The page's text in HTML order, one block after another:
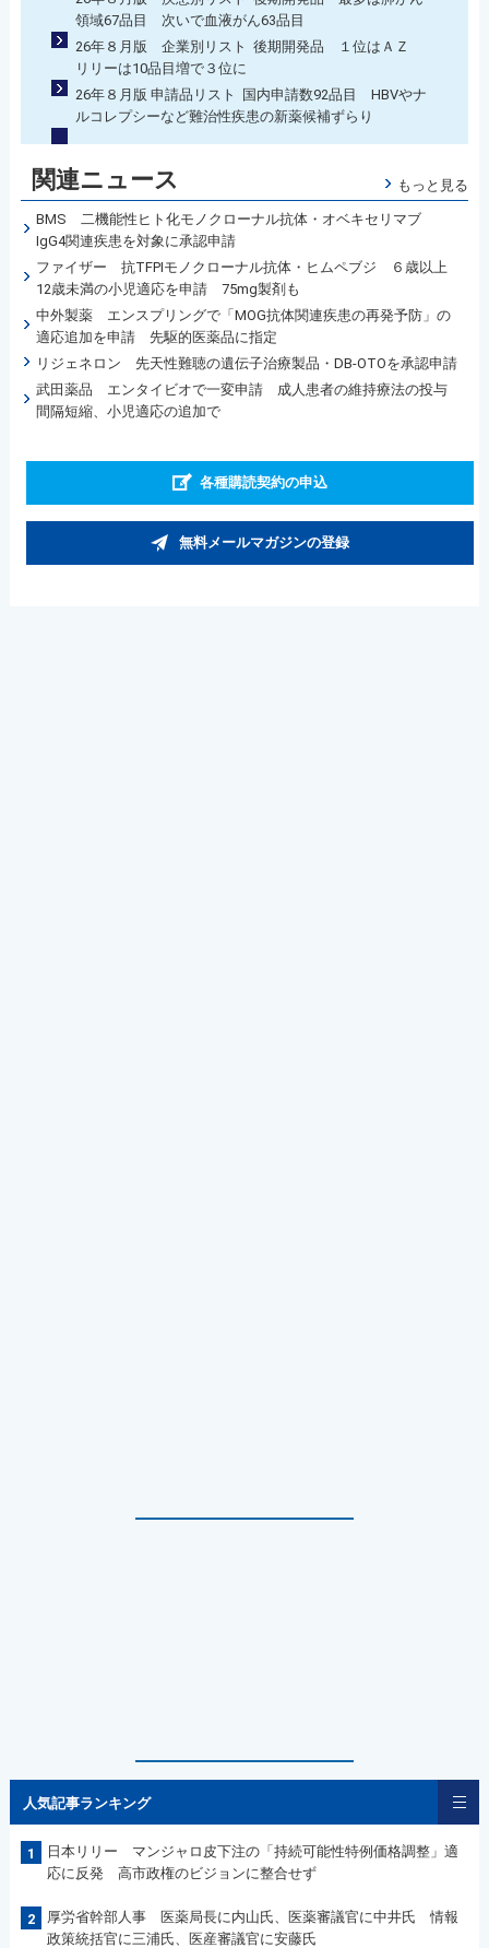
領域67品目 次いで血液がん63品目
26年８月版 企業別リスト 後期開発品 １位はＡＺ
リリーは10品目増で３位に
26年８月版 申請品リスト 国内申請数92品目 HBVやナ
ルコレプシーなど難治性疾患の新薬候補ずらり
関連ニュース もっと見る
BMS 二機能性ヒト化モノクローナル抗体・オベキセリマブ
IgG4関連疾患を対象に承認申請
ファイザー 抗TFPIモノクローナル抗体・ヒムペブジ ６歳以上
12歳未満の小児適応を申請 75mg製剤も
中外製薬 エンスプリングで「MOG抗体関連疾患の再発予防」の
適応追加を申請 先駆的医薬品に指定
リジェネロン 先天性難聴の遺伝子治療製品・DB-OTOを承認申請
武田薬品 エンタイビオで一変申請 成人患者の維持療法の投与
間隔短縮、小児適応の追加で
各種購読契約の申込
無料メールマガジンの登録
人気記事ランキング
1
日本リリー マンジャロ皮下注の「持続可能性特例価格調整」適
応に反発 高市政権のビジョンに整合せず
2
厚労省幹部人事 医薬局長に内山氏、医薬審議官に中井氏 情報
政策統括官に三浦氏、医産審議官に安藤氏